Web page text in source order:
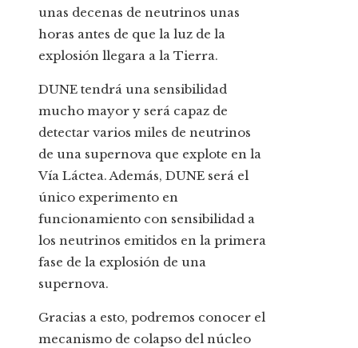
unas decenas de neutrinos unas
horas antes de que la luz de la
explosión llegara a la Tierra.
DUNE tendrá una sensibilidad
mucho mayor y será capaz de
detectar varios miles de neutrinos
de una supernova que explote en la
Vía Láctea. Además, DUNE será el
único experimento en
funcionamiento con sensibilidad a
los neutrinos emitidos en la primera
fase de la explosión de una
supernova.
Gracias a esto, podremos conocer el
mecanismo de colapso del núcleo